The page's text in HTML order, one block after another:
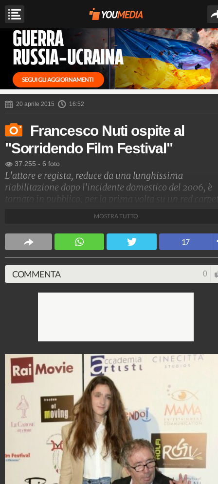
20 aprile 2015 16:52
Francesco Nuti ospite al
"Sorridendo Film Festival"
37.255 - 6 foto
L'attore e regista, reduce da una lunghissima
riabilitazione dopo l'incidente domestico del 2006, è
tornato in pubblico, per la prima volta su un red
Annamaria Malipiero.
4.053.413.777-9.455 video-76.076 foto
MOSTRA TUTTO
17
COMMENTA 0